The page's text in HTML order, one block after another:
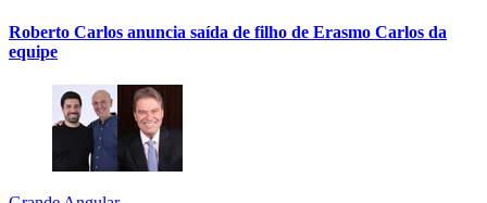
Roberto Carlos anuncia saída de filho de Erasmo Carlos da
equipe